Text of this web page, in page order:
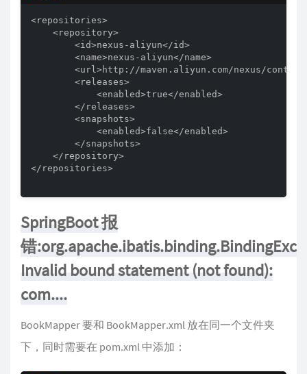
<repositories>
    <repository>
        <id>nexus-aliyun</id>
        <name>nexus-aliyun</name>
<url>http://maven.aliyun.com/nexus/
        <releases>
            <enabled>true</enabled>
        </releases>
        <snapshots>
            <enabled>false</enabled>
        </snapshots>
    </repository>
</repositories>
SpringBoot 报
错
Invalid bound statement (not found):
com....
BookMapper 要和 BookMapper.xml 放在同一个文件夹
下，同时需要在 pom.xml 中添加：